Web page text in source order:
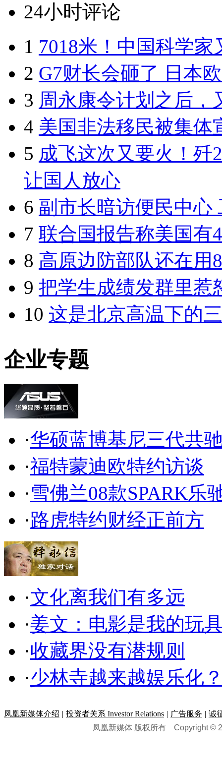
24小时评论
1 7018米！中国科学
2 G7财长会砸了 日本
3 周永康令计划之后，
4 美国非法移民被集体
5 成飞这次又要火！歼
让国人放心
6 副市长暗访便民中心
7 联合国报告称美国有
8 高原边防部队还在用
9 把学生成绩发群里惹
10 这是北京高温下的
企业专题
·华硕蓝博基尼三代共
·福特蒙迪欧特约访谈
·雪佛兰08款SPARK乐
·路虎特约财经正前方
·文化离我们有多远
·姜文：电影是我的玩
·收藏界没有潜规则
·少林寺越来越娱乐化
凤凰新媒体介绍 | 投资者关系 Investor Relations | 广告服务 | 诚
凤凰新媒体 版权所有 Copyright ©